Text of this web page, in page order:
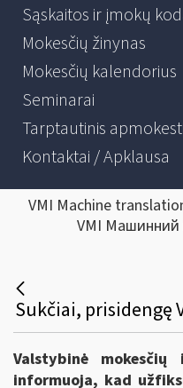
Sąskaitos ir įmokų
Mokesčių žinynas
Mokesčių kalendorius
Seminarai
Tarptautinis
Kontaktai / Apklausa
VMI Machine
VMI Машинний
Valstybinė
informuoja, kad